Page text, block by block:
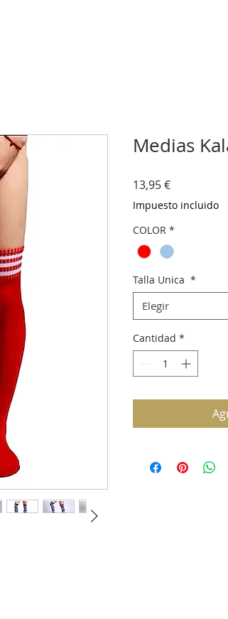
Medias
13,95 €Precio
Impuesto incluido
COLOR *
Talla Unica *
Elegir
Cantidad *